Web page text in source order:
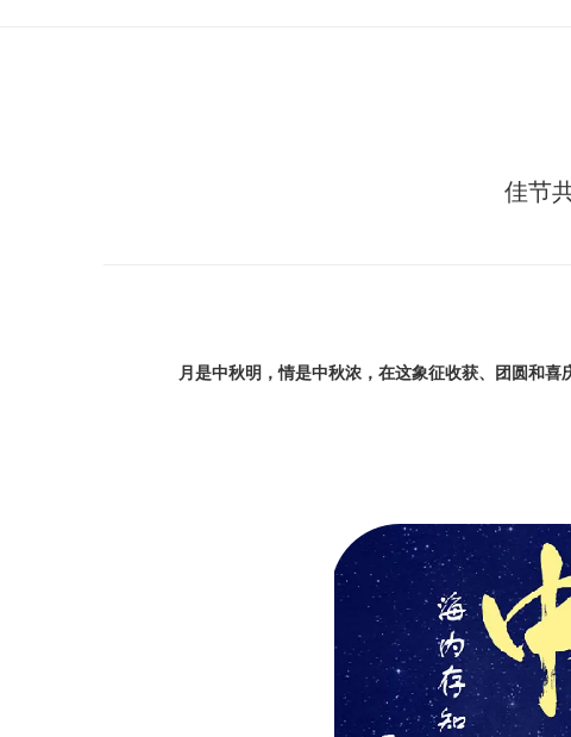
佳节
月是中秋明，情是中秋浓，在这象征收获、团圆和喜